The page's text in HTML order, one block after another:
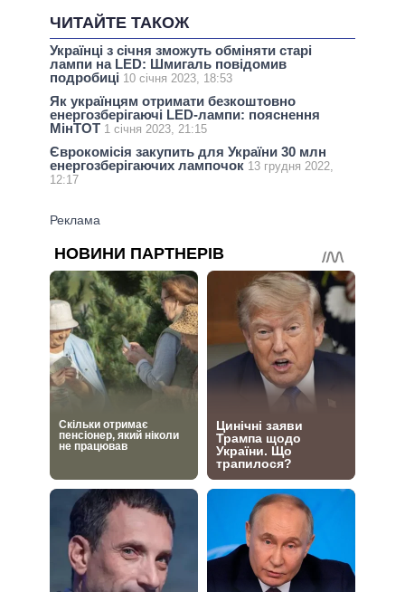
ЧИТАЙТЕ ТАКОЖ
Українці з січня зможуть обміняти старі
лампи на LED: Шмигаль повідомив
подробиці 10 січня 2023, 18:53
Як українцям отримати безкоштовно
енергозберігаючі LED-лампи: пояснення
МінТОТ 1 січня 2023, 21:15
Єврокомісія закупить для України 30 млн
енергозберігаючих лампочок 13 грудня 2022,
12:17